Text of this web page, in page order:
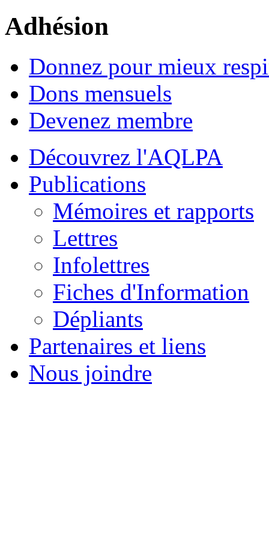
Adhésion
Donnez pour mieux
Dons mensuels
Devenez membre
Découvrez l'AQLPA
Publications
Mémoires et rapports
Lettres
Infolettres
Fiches d'Information
Dépliants
Partenaires et liens
Nous joindre